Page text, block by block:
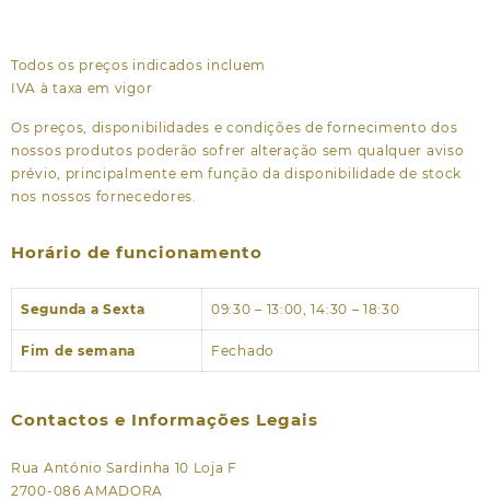
Todos os preços indicados incluem
IVA à taxa em vigor
Os preços, disponibilidades e condições de fornecimento dos
nossos produtos poderão sofrer alteração sem qualquer aviso
prévio, principalmente em função da disponibilidade de stock
nos nossos fornecedores.
Horário de funcionamento
Segunda a Sexta 09:30 – 13:00, 14:30 – 18:30
Fim de semana Fechado
Contactos e Informações Legais
Rua António Sardinha 10 Loja F
2700-086 AMADORA